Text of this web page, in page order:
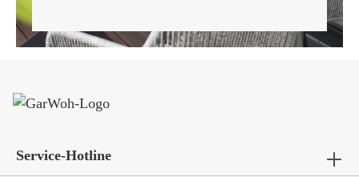
Service-Hotline